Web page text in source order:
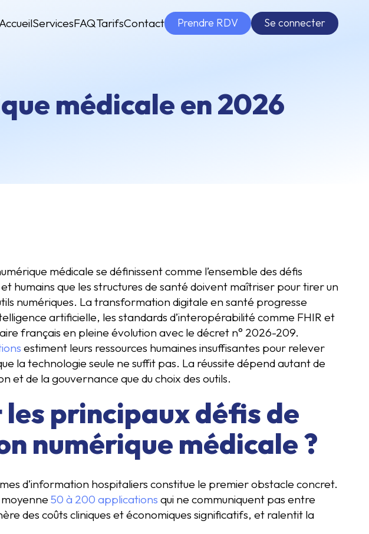
ServicesFAQTarifsContact Prendre RDV Se connecter
médicale en 2026
médicale se définissent comme l’ensemble des défis
humains que les structures de santé doivent maîtriser pour tirer un
numériques. La transformation digitale en santé progresse
artificielle, les standards d’interopérabilité comme FHIR et
français en pleine évolution avec le décret n° 2026-209.
estiment leurs ressources humaines insuffisantes pour relever
la technologie seule ne suffit pas. La réussite dépend autant de
et de la gouvernance que du choix des outils.
les principaux défis de
numérique médicale ?
d’information hospitaliers constitue le premier obstacle concret.
50 à 200 applications qui ne communiquent pas entre
des coûts cliniques et économiques significatifs, et ralentit la